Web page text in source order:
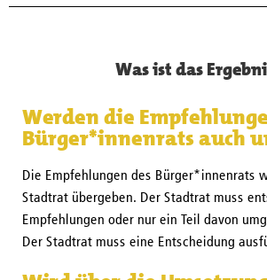
Was ist das
Werden die
Bürger*innenrats auch
Die Empfehlungen des Bürger*innenrats
Stadtrat übergeben. Der Stadtrat muss
Empfehlungen oder nur ein Teil davon
Der Stadtrat muss eine Entscheidung